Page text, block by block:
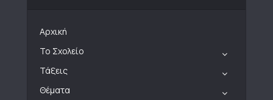
Αρχική
Το Σχολείο
Τάξεις
Θέματα